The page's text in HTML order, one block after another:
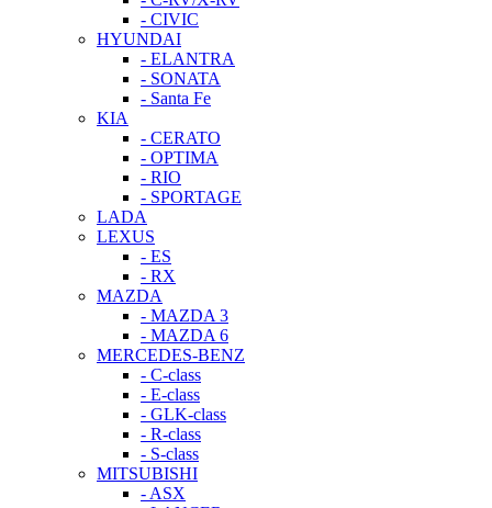
- CIVIC
HYUNDAI
- ELANTRA
- SONATA
- Santa Fe
KIA
- CERATO
- OPTIMA
- RIO
- SPORTAGE
LADA
LEXUS
- ES
- RX
MAZDA
- MAZDA 3
- MAZDA 6
MERCEDES-BENZ
- C-class
- E-class
- GLK-class
- R-class
- S-class
MITSUBISHI
- ASX